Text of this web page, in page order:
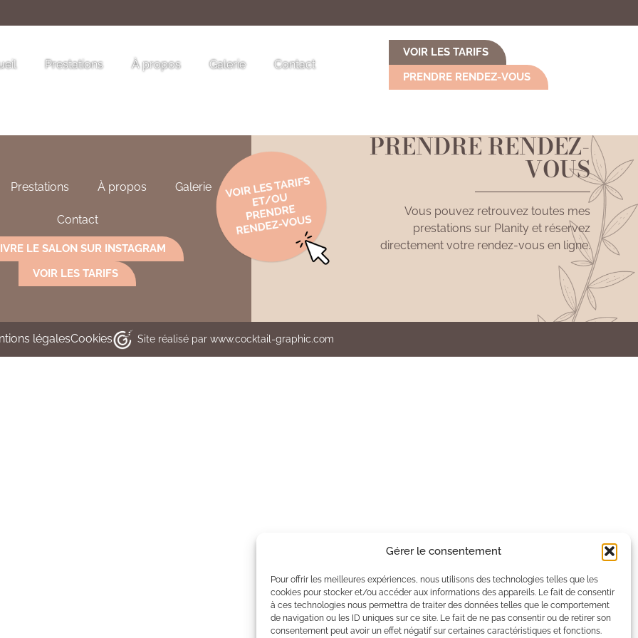
Gérer le consentement
Pour offrir les meilleures expériences, nous utilisons des technologies telles que les
cookies pour stocker et/ou accéder aux informations des appareils. Le fait de consentir
à ces technologies nous permettra de traiter des données telles que le comportement
de navigation ou les ID uniques sur ce site. Le fait de ne pas consentir ou de retirer son
consentement peut avoir un effet négatif sur certaines caractéristiques et fonctions.
Prestations À propos Galerie Contact
VOIR LES TARIFS
PRENDRE RENDEZ-VOUS
Prestations À propos Galerie
Contact
LE SALON SUR INSTAGRAM
VOIR LES TARIFS
PRENDRE RENDEZ-
VOUS
Vous pouvez retrouvez toutes mes
prestations sur Planity et réservez
directement votre rendez-vous en ligne.
légalesCookies Site réalisé par www.cocktail-graphic.com